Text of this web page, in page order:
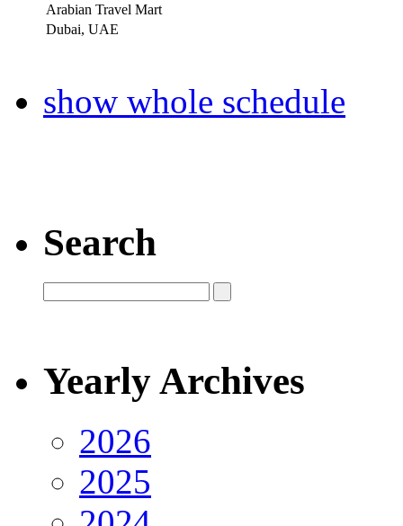
Arabian Travel Mart
Dubai, UAE
show whole schedule
Search
Yearly Archives
2026
2025